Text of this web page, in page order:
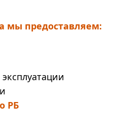
мы предоставляем:
РБ